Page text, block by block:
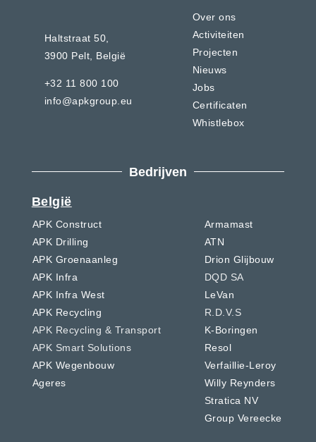
Haltstraat 50,
3900 Pelt, België
+32 11 800 100
info@apkgroup.eu
Over ons
Activiteiten
Projecten
Nieuws
Jobs
Certificaten
Whistlebox
Bedrijven
België
APK Construct
APK Drilling
APK Groenaanleg
APK Infra
APK Infra West
APK Recycling
APK Recycling & Transport
APK Smart Solutions
APK Wegenbouw
Ageres
Armamast
ATN
Drion Glijbouw
DQD SA
LeVan
R.D.V.S
K-Boringen
Resol
Verfaillie-Leroy
Willy Reynders
Stratica NV
Group Vereecke